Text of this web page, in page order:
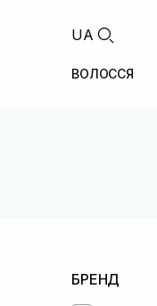
UA
ВОЛОССЯ
БРЕНД